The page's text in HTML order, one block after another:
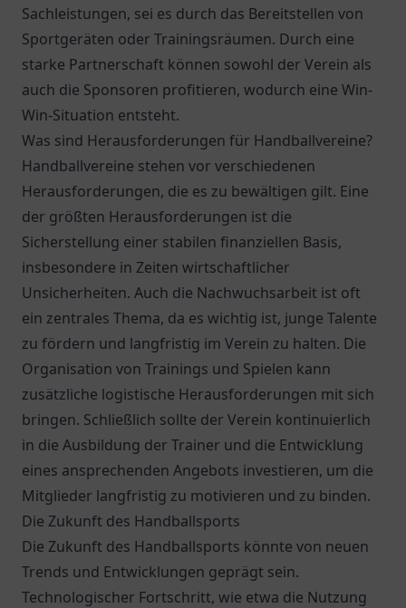
Sachleistungen, sei es durch das Bereitstellen von
Sportgeräten oder Trainingsräumen. Durch eine
starke Partnerschaft können sowohl der Verein als
auch die Sponsoren profitieren, wodurch eine Win-
Win-Situation entsteht.
Was sind Herausforderungen für Handballvereine?
Handballvereine stehen vor verschiedenen
Herausforderungen, die es zu bewältigen gilt. Eine
der größten Herausforderungen ist die
Sicherstellung einer stabilen finanziellen Basis,
insbesondere in Zeiten wirtschaftlicher
Unsicherheiten. Auch die Nachwuchsarbeit ist oft
ein zentrales Thema, da es wichtig ist, junge Talente
zu fördern und langfristig im Verein zu halten. Die
Organisation von Trainings und Spielen kann
zusätzliche logistische Herausforderungen mit sich
bringen. Schließlich sollte der Verein kontinuierlich
in die Ausbildung der Trainer und die Entwicklung
eines ansprechenden Angebots investieren, um die
Mitglieder langfristig zu motivieren und zu binden.
Die Zukunft des Handballsports
Die Zukunft des Handballsports könnte von neuen
Trends und Entwicklungen geprägt sein.
Technologischer Fortschritt, wie etwa die Nutzung